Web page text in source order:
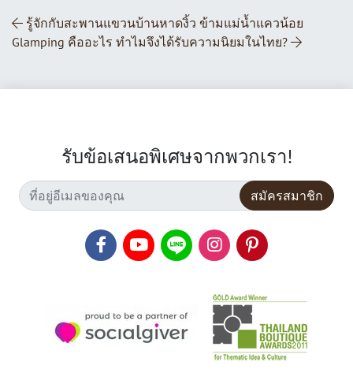
ส่วนนำทางโพสต์
รู้จักกับสะพานแขวนบ้านหาดงิ้ว ข้ามแม่น้ำแควน้อย
Glamping คืออะไร ทำไมจึงได้รับความนิยมในไทย?
รับข้อเสนอพิเศษจากพวกเรา!
สมัครสมาชิก